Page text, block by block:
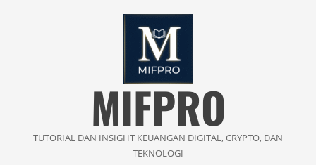
MIFPRO
TUTORIAL DAN INSIGHT KEUANGAN DIGITAL, CRYPTO, DAN
TEKNOLOGI